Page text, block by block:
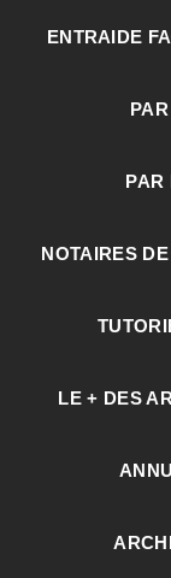
ENTRAIDE
PAR
NOTAIRES
LE + DES